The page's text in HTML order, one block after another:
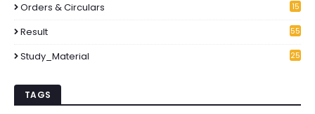
Orders & Circulars
15
Result 55
Study_Material
25
TAGS